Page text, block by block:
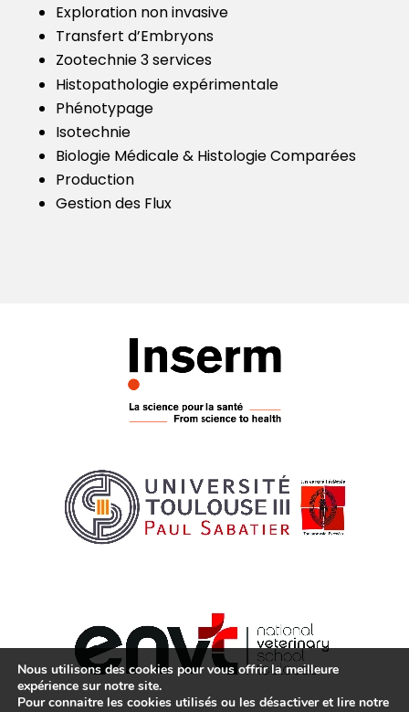
Exploration non invasive
Transfert d’Embryons
Zootechnie 3 services
Histopathologie expérimentale
Phénotypage
Isotechnie
Biologie Médicale & Histologie Comparées
Production
Gestion des Flux
Nous utilisons des cookies pour vous offrir la meilleure
expérience sur notre site.
Pour connaitre les cookies utilisés ou les désactiver et lire notre